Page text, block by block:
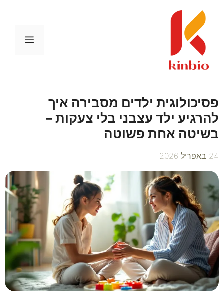
לתוכן
תפריט
פסיכולוגית ילדים מסבירה איך
להרגיע ילד עצבני בלי צעקות –
בשיטה אחת פשוטה
24 באפריל 2026